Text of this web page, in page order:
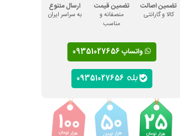
تضمین اصالت
کالا و گارانتی
تضمین قیمت
منصفانه و
مناسب
ارسال متنوع
به سراسر ایران
واتساپ 09351027656